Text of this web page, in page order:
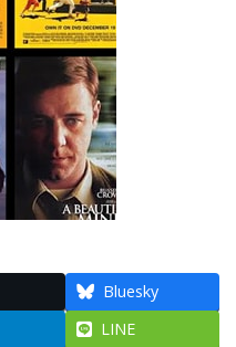
Bluesky
LINE